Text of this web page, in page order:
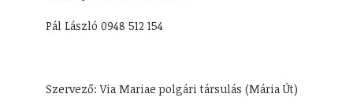
Pál László 0948 512 154
Szervező: Via Mariae polgári társulás (Mária Út)